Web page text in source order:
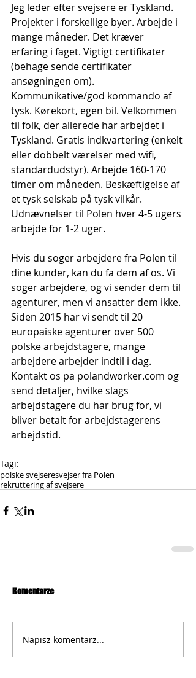
Jeg leder efter svejsere er Tyskland.
Projekter i forskellige byer. Arbejde i
mange måneder. Det kræver
erfaring i faget. Vigtigt certifikater
(behage sende certifikater
ansøgningen om).
Kommunikative/god kommando af
tysk. Kørekort, egen bil. Velkommen
til folk, der allerede har arbejdet i
Tyskland. Gratis indkvartering (enkelt
eller dobbelt værelser med wifi,
standardudstyr). Arbejde 160-170
timer om måneden. Beskæftigelse af
et tysk selskab på tysk vilkår.
Udnævnelser til Polen hver 4-5 ugers
arbejde for 1-2 uger.
Hvis du soger arbejdere fra Polen til
dine kunder, kan du fa dem af os. Vi
soger arbejdere, og vi sender dem til
agenturer, men vi ansatter dem ikke.
Siden 2015 har vi sendt til 20
europaiske agenturer over 500
polske arbejdstagere, mange
arbejdere arbejder indtil i dag.
Kontakt os pa polandworker.com og
send detaljer, hvilke slags
arbejdstagere du har brug for, vi
bliver betalt for arbejdstagerens
arbejdstid.
Tagi:
polske svejseresvejser fra Polen
rekruttering af svejsere
Komentarze
Napisz komentarz...